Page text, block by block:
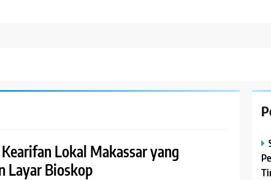
Lokal Makassar yang
Layar Bioskop